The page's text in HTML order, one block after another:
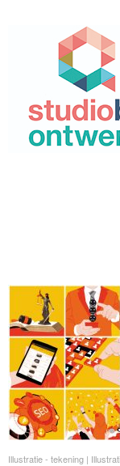
Illustratie - tekening |
Illustratie - tekening |